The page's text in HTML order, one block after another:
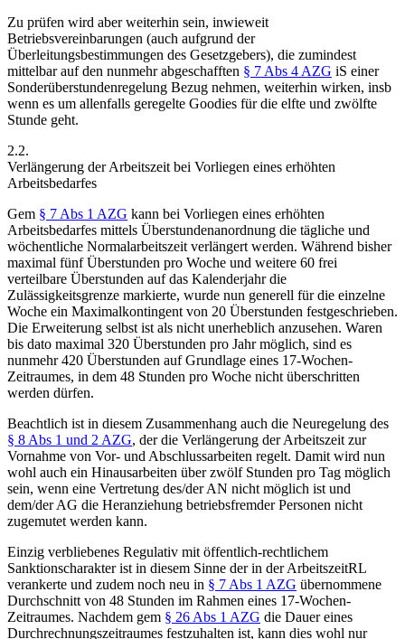
Zu prüfen wird aber weiterhin sein, inwieweit
Betriebsvereinbarungen (auch aufgrund der
Überleitungsbestimmungen des Gesetzgebers), die zumindest
mittelbar auf den nunmehr abgeschafften § 7 Abs 4 AZG iS einer
Sonderüberstundenregelung Bezug nehmen, weiterhin wirken, insb
wenn es um allenfalls geregelte Goodies für die elfte und zwölfte
Stunde geht.
2.2.
Verlängerung der Arbeitszeit bei Vorliegen eines erhöhten
Arbeitsbedarfes
Gem § 7 Abs 1 AZG kann bei Vorliegen eines erhöhten
Arbeitsbedarfes mittels Überstundenanordnung die tägliche und
wöchentliche Normalarbeitszeit verlängert werden. Während bisher
maximal fünf Überstunden pro Woche und weitere 60 frei
verteilbare Überstunden auf das Kalenderjahr die
Zulässigkeitsgrenze markierte, wurde nun generell für die einzelne
Woche ein Maximalkontingent von 20 Überstunden festgeschrieben.
Die Erweiterung selbst ist als nicht unerheblich anzusehen. Waren
bis dato maximal 320 Überstunden pro Jahr möglich, sind es
nunmehr 420 Überstunden auf Grundlage eines 17-Wochen-
Zeitraumes, in dem 48 Stunden pro Woche nicht überschritten
werden dürfen.
Beachtlich ist in diesem Zusammenhang auch die Neuregelung des
§ 8 Abs 1 und 2 AZG, der die Verlängerung der Arbeitszeit zur
Vornahme von Vor- und Abschlussarbeiten regelt. Damit wird nun
wohl auch ein Hinausarbeiten über zwölf Stunden pro Tag möglich
sein, wenn eine Vertretung des/der AN nicht möglich ist und
dem/der AG die Heranziehung betriebsfremder Personen nicht
zugemutet werden kann.
Einzig verbliebenes Regulativ mit öffentlich-rechtlichem
Sanktionscharakter ist in diesem Sinne der in der ArbeitszeitRL
verankerte und zudem noch neu in § 7 Abs 1 AZG übernommene
Durchschnitt von 48 Stunden im Rahmen eines 17-Wochen-
Zeitraumes. Nachdem gem § 26 Abs 1 AZG die Dauer eines
Durchrechnungszeitraumes festzuhalten ist, kann dies wohl nur